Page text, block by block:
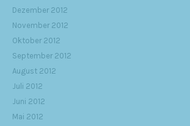
Dezember 2012
November 2012
Oktober 2012
September 2012
August 2012
Juli 2012
Juni 2012
Mai 2012